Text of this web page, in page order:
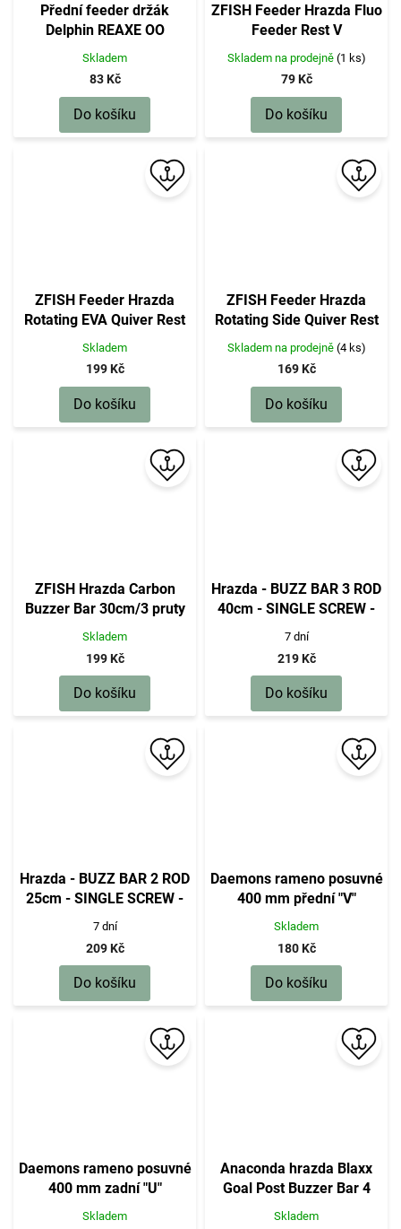
Přední feeder držák
Delphin REAXE OO
Skladem
83 Kč
Do košíku
ZFISH Feeder Hrazda Fluo
Feeder Rest V
Skladem na prodejně (1 ks)
79 Kč
Do košíku
ZFISH Feeder Hrazda
Rotating EVA Quiver Rest
Skladem
199 Kč
Do košíku
ZFISH Feeder Hrazda
Rotating Side Quiver Rest
Skladem na prodejně (4 ks)
169 Kč
Do košíku
ZFISH Hrazda Carbon
Buzzer Bar 30cm/3 pruty
Skladem
199 Kč
Do košíku
Hrazda - BUZZ BAR 3 ROD
40cm - SINGLE SCREW -
1ks
7 dní
219 Kč
Do košíku
Hrazda - BUZZ BAR 2 ROD
25cm - SINGLE SCREW -
1ks
7 dní
209 Kč
Do košíku
Daemons rameno posuvné
400 mm přední "V"
Skladem
180 Kč
Do košíku
Daemons rameno posuvné
400 mm zadní "U"
Skladem
Anaconda hrazda Blaxx
Goal Post Buzzer Bar 4
pruty černá 55 cm
Skladem